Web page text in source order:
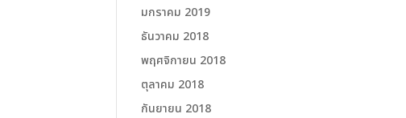
มกราคม 2019
ธันวาคม 2018
พฤศจิกายน 2018
ตุลาคม 2018
กันยายน 2018